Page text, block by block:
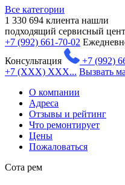
Все категории
1 330 694 клиента нашли
подходящий сервисный
+7 (992) 661-70-02
Консультация
+7 (992)
+7 (XXX) XXX... Вызвать
О компании
Адреса
Отзывы и рейтинг
Что ремонтирует
Цены
Пожаловаться
Сота рем